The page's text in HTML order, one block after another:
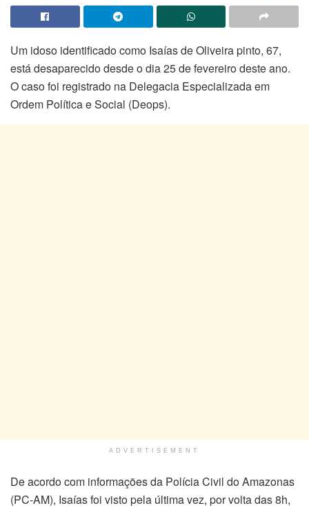
Um idoso identificado como Isaías de Oliveira pinto, 67,
está desaparecido desde o dia 25 de fevereiro deste ano.
O caso foi registrado na Delegacia Especializada em
Ordem Política e Social (Deops).
ADVERTISEMENT
De acordo com informações da Polícia Civil do Amazonas
(PC-AM), Isaías foi visto pela última vez, por volta das 8h,